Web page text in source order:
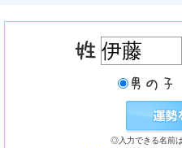
◎入力できる名前